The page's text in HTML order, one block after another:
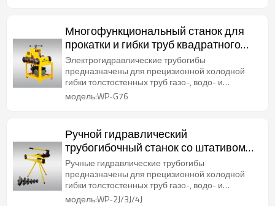
Многофункциональный станок для
прокатки и гибки труб квадратного
сечения 16–50 мм и круглых труб
диаметром 16–76 мм.
Электрогидравлические трубогибы
предназначены для прецизионной холодной
гибки толстостенных труб газо-, водо- и
паропроводов.
модель:WP-G76
Ручной гидравлический
трубогибочный станок со штативом
для стальных труб диаметром от 1/2
дюйма до 2 дюймов/3 дюйма/4
дюйма
Ручные гидравлические трубогибы
предназначены для прецизионной холодной
гибки толстостенных труб газо-, водо- и
паропроводов.
модель:WP-2J/3J/4J